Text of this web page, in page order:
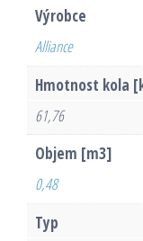
Výrobce
Alliance
Hmotnost kola
61,76
Objem [m3]
0,48
Typ